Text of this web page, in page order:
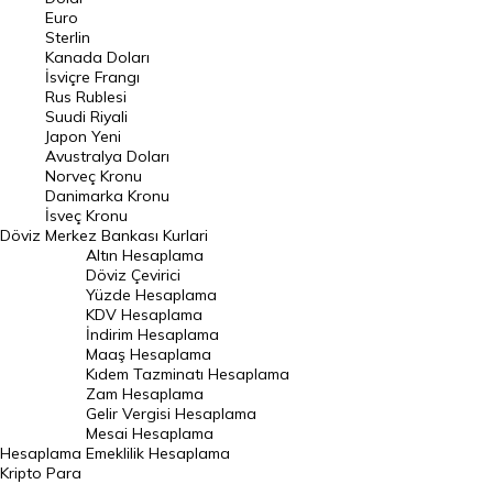
Pound Kuru
Frank Kuru
Riyal Kuru
Avustralya Doları
Danimarka Kronu Kuru
Kanada Doları Kuru
Norveç Kronu Kuru
İsveç Kronu Kuru
Japon Yeni Kuru
Serbest Piyasa Döviz Kurları
Merkez Bankası Döviz Kurları
Altın Fiyatları
Döviz
Euro
Sterlin
Kanada Doları
İsviçre Frangı
Rus Rublesi
Suudi Riyali
Japon Yeni
Avustralya Doları
Norveç Kronu
Danimarka Kronu
İsveç Kronu
Merkez Bankası Kurlari
Hesaplama
Altın Hesaplama
Döviz Çevirici
Yüzde Hesaplama
KDV Hesaplama
İndirim Hesaplama
Maaş Hesaplama
Kıdem Tazminatı Hesaplama
Zam Hesaplama
Gelir Vergisi Hesaplama
Mesai Hesaplama
Emeklilik Hesaplama
Kripto Para